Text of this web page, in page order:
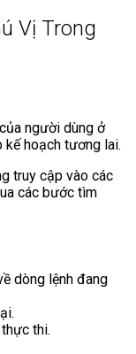
Vị Trong
người dùng ở
hoạch tương lai.
truy cập vào các
các bước tìm
dòng lệnh đang
thi.